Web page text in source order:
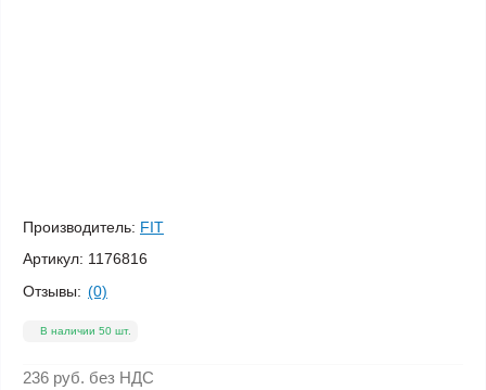
Производитель: FIT
Артикул: 1176816
Отзывы: (0)
В наличии 50 шт.
236 руб. без НДС